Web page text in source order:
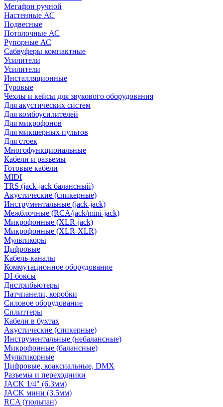
Мегафон ручной
Настенные АС
Подвесные
Потолочные АС
Рупорные АС
Сабвуферы компактные
Усилители
Усилители
Инсталляционные
Туровые
Чехлы и кейсы для звукового оборудования
Для акустических систем
Для комбоусилителей
Для микрофонов
Для микшерных пультов
Для стоек
Многофункциональные
Кабели и разъемы
Готовые кабели
MIDI
TRS (jack-jack балансный)
Акустические (спикерные)
Инструментальные (jack-jack)
Межблочные (RCA/jack/mini-jack)
Микрофонные (XLR-jack)
Микрофонные (XLR-XLR)
Мультикоры
Цифровые
Кабель-каналы
Коммутационное оборудование
DI-боксы
Дистрибьютеры
Патчпанели, коробки
Силовое оборудование
Сплиттеры
Кабели в бухтах
Акустические (спикерные)
Инструментальные (небалансные)
Микрофонные (балансные)
Мультикорные
Цифровые, коаксиальные, DMX
Разъемы и переходники
JACK 1/4" (6.3мм)
JACK мини (3.5мм)
RCA (тюльпан)